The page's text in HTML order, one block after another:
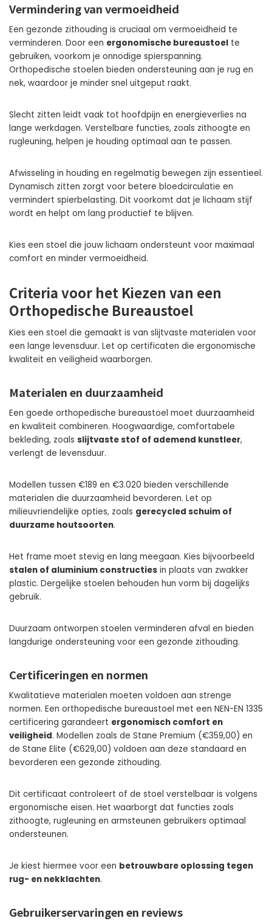
Vermindering van vermoeidheid
Een gezonde zithouding is cruciaal om vermoeidheid te
verminderen. Door een ergonomische bureaustoel te
gebruiken, voorkom je onnodige spierspanning.
Orthopedische stoelen bieden ondersteuning aan je rug en
nek, waardoor je minder snel uitgeput raakt.
Slecht zitten leidt vaak tot hoofdpijn en energieverlies na
lange werkdagen. Verstelbare functies, zoals zithoogte en
rugleuning, helpen je houding optimaal aan te passen.
Afwisseling in houding en regelmatig bewegen zijn essentieel.
Dynamisch zitten zorgt voor betere bloedcirculatie en
vermindert spierbelasting. Dit voorkomt dat je lichaam stijf
wordt en helpt om lang productief te blijven.
Kies een stoel die jouw lichaam ondersteunt voor maximaal
comfort en minder vermoeidheid.
Criteria voor het Kiezen van een
Orthopedische Bureaustoel
Kies een stoel die gemaakt is van slijtvaste materialen voor
een lange levensduur. Let op certificaten die ergonomische
kwaliteit en veiligheid waarborgen.
Materialen en duurzaamheid
Een goede orthopedische bureaustoel moet duurzaamheid
en kwaliteit combineren. Hoogwaardige, comfortabele
bekleding, zoals slijtvaste stof of ademend kunstleer,
verlengt de levensduur.
Modellen tussen €189 en €3.020 bieden verschillende
materialen die duurzaamheid bevorderen. Let op
milieuvriendelijke opties, zoals gerecycled schuim of
duurzame houtsoorten.
Het frame moet stevig en lang meegaan. Kies bijvoorbeeld
stalen of aluminium constructies in plaats van zwakker
plastic. Dergelijke stoelen behouden hun vorm bij dagelijks
gebruik.
Duurzaam ontworpen stoelen verminderen afval en bieden
langdurige ondersteuning voor een gezonde zithouding.
Certificeringen en normen
Kwalitatieve materialen moeten voldoen aan strenge
normen. Een orthopedische bureaustoel met een NEN-EN 1335
certificering garandeert ergonomisch comfort en
veiligheid. Modellen zoals de Stane Premium (€359,00) en
de Stane Elite (€629,00) voldoen aan deze standaard en
bevorderen een gezonde zithouding.
Dit certificaat controleert of de stoel verstelbaar is volgens
ergonomische eisen. Het waarborgt dat functies zoals
zithoogte, rugleuning en armsteunen gebruikers optimaal
ondersteunen.
Je kiest hiermee voor een betrouwbare oplossing tegen
rug- en nekklachten.
Gebruikerservaringen en reviews